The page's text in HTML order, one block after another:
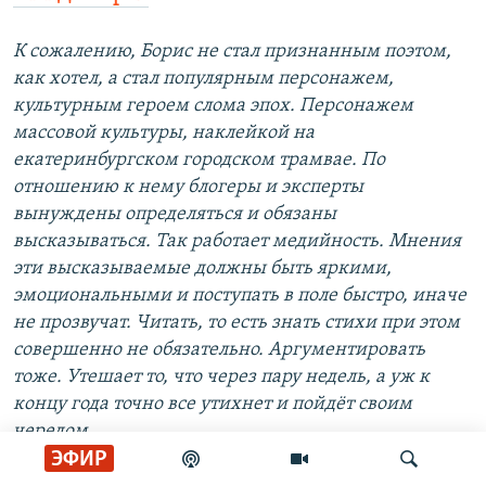
ЭФИР
К сожалению, Борис не стал признанным поэтом,
как хотел, а стал популярным персонажем,
культурным героем слома эпох. Персонажем
массовой культуры, наклейкой на
екатеринбургском городском трамвае. По
отношению к нему блогеры и эксперты
вынуждены определяться и обязаны
высказываться. Так работает медийность. Мнения
эти высказываемые должны быть яркими,
эмоциональными и поступать в поле быстро, иначе
не прозвучат. Читать, то есть знать стихи при этом
совершенно не обязательно. Аргументировать
тоже. Утешает то, что через пару недель, а уж к
концу года точно все утихнет и пойдёт своим
чередом.
Экспертное их мнение такое: Рыжий был поэтом